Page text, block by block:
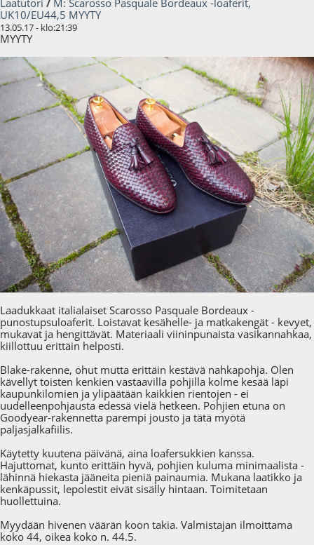
Laatutori / M: Scarosso Pasquale Bordeaux -loaferit,
UK10/EU44,5 MYYTY
13.05.17 - klo:21:39
MYYTY
Laadukkaat italialaiset Scarosso Pasquale Bordeaux -
punostupsuloaferit. Loistavat kesähelle- ja matkakengät - kevyet,
mukavat ja hengittävät. Materiaali viininpunaista vasikannahkaa,
kiillottuu erittäin helposti.
Blake-rakenne, ohut mutta erittäin kestävä nahkapohja. Olen
kävellyt toisten kenkien vastaavilla pohjilla kolme kesää läpi
kaupunkilomien ja ylipäätään kaikkien rientojen - ei
uudelleenpohjausta edessä vielä hetkeen. Pohjien etuna on
Goodyear-rakennetta parempi jousto ja tätä myötä
paljasjalkafiilis.
Käytetty kuutena päivänä, aina loafersukkien kanssa.
Hajuttomat, kunto erittäin hyvä, pohjien kuluma minimaalista -
lähinnä hiekasta jääneita pieniä painaumia. Mukana laatikko ja
kenkäpussit, lepolestit eivät sisälly hintaan. Toimitetaan
huollettuina.
Myydään hivenen väärän koon takia. Valmistajan ilmoittama
koko 44, oikea koko n. 44.5.